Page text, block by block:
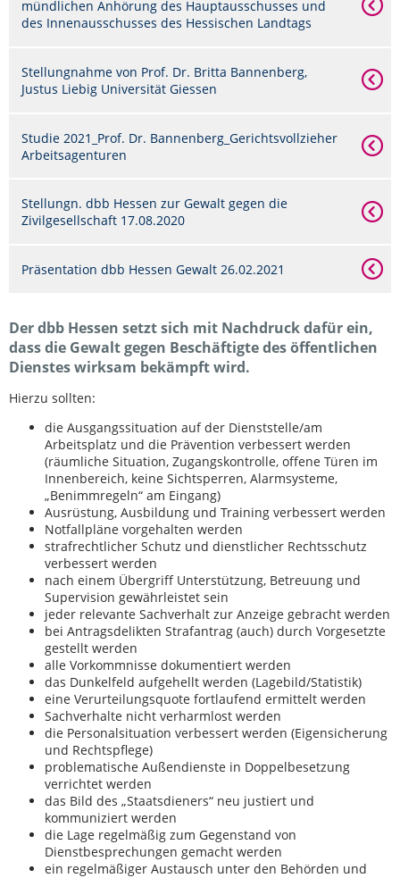
mündlichen Anhörung des Hauptausschusses und
des Innenausschusses des Hessischen Landtags
Stellungnahme von Prof. Dr. Britta Bannenberg,
Justus Liebig Universität Giessen
Studie 2021_Prof. Dr. Bannenberg_Gerichtsvollzieher
Arbeitsagenturen
Stellungn. dbb Hessen zur Gewalt gegen die
Zivilgesellschaft 17.08.2020
Präsentation dbb Hessen Gewalt 26.02.2021
Der dbb Hessen setzt sich mit Nachdruck dafür ein,
dass die Gewalt gegen Beschäftigte des öffentlichen
Dienstes wirksam bekämpft wird.
Hierzu sollten:
die Ausgangssituation auf der Dienststelle/am
Arbeitsplatz und die Prävention verbessert werden
(räumliche Situation, Zugangskontrolle, offene Türen im
Innenbereich, keine Sichtsperren, Alarmsysteme,
„Benimmregeln“ am Eingang)
Ausrüstung, Ausbildung und Training verbessert werden
Notfallpläne vorgehalten werden
strafrechtlicher Schutz und dienstlicher Rechtsschutz
verbessert werden
nach einem Übergriff Unterstützung, Betreuung und
Supervision gewährleistet sein
jeder relevante Sachverhalt zur Anzeige gebracht werden
bei Antragsdelikten Strafantrag (auch) durch Vorgesetzte
gestellt werden
alle Vorkommnisse dokumentiert werden
das Dunkelfeld aufgehellt werden (Lagebild/Statistik)
eine Verurteilungsquote fortlaufend ermittelt werden
Sachverhalte nicht verharmlost werden
die Personalsituation verbessert werden (Eigensicherung
und Rechtspflege)
problematische Außendienste in Doppelbesetzung
verrichtet werden
das Bild des „Staatsdieners“ neu justiert und
kommuniziert werden
die Lage regelmäßig zum Gegenstand von
Dienstbesprechungen gemacht werden
ein regelmäßiger Austausch unter den Behörden und